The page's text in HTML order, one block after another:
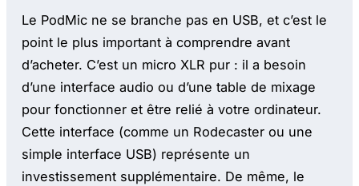
Le PodMic ne se branche pas en USB, et c’est le
point le plus important à comprendre avant
d’acheter. C’est un micro XLR pur : il a besoin
d’une interface audio ou d’une table de mixage
pour fonctionner et être relié à votre ordinateur.
Cette interface (comme un Rodecaster ou une
simple interface USB) représente un
investissement supplémentaire. De même, le